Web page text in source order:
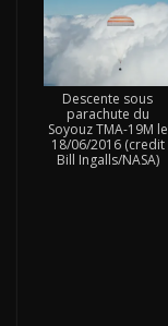
Descente sous
parachute du
Soyouz TMA-19M le
18/06/2016 (credit
Bill Ingalls/NASA)